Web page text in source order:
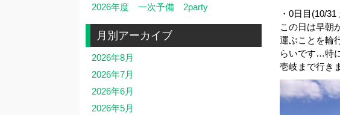
2026年度 一次予備 2party
月別アーカイブ
2026年8月
2026年7月
2026年6月
2026年5月
・0日目(10/31
この日は早朝
運ぶことを輪
らいです…特
壱岐まで行き